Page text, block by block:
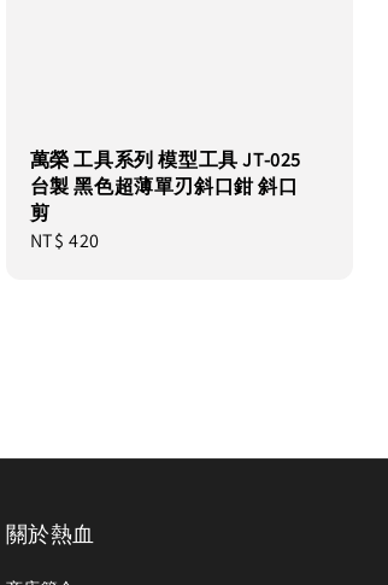
萬榮 工具系列 模型工具 JT-025
台製 黑色超薄單刃斜口鉗 斜口
剪
Regular
NT$ 420
關於熱血